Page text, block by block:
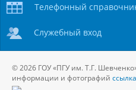
Телефонный
Служебный вход
© 2026 ГОУ «ПГУ им. Т.Г.
информации и фотографий